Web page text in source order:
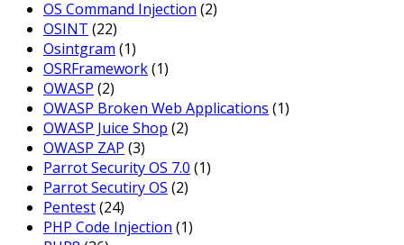
OS Command Injection (2)
OSINT (22)
Osintgram (1)
OSRFramework(1)
OWASP (2)
OWASP Broken Web Applications (1)
OWASP Juice Shop (2)
OWASP ZAP (3)
Parrot Security OS 7.0 (1)
Parrot Secutiry OS (2)
Pentest(24)
PHP Code Injection (1)